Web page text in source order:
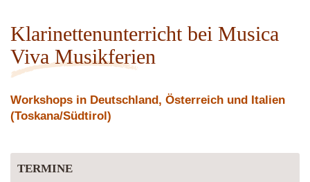
Klarinettenunterricht bei Musica
Viva Musikferien
Workshops in Deutschland, Österreich und Italien
(Toskana/Südtirol)
TERMINE